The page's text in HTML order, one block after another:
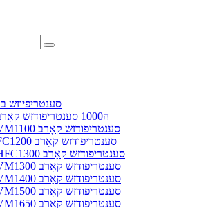
סענטריפיוזש
ה1000 סענטריפודזש קאָרב
VM1100 סענטריפודזש קאָרב
FC1200 סענטריפודזש קאָרב
HFC1300 סענטריפודזש קאָרב
VM1300 סענטריפודזש קאָרב
VM1400 סענטריפודזש קאָרב
VM1500 סענטריפודזש קאָרב
VM1650 סענטריפודזש קאָרב